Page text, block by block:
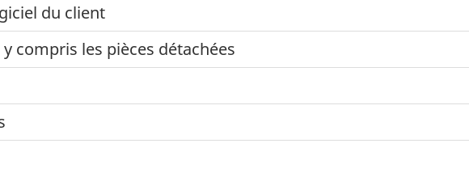
du client
compris les pièces détachées